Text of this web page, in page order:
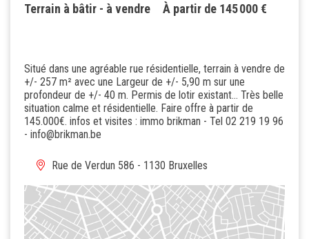
À partir de 145 000 €
Terrain à bâtir - à vendre
Situé dans une agréable rue résidentielle, terrain à vendre de
+/- 257 m² avec une Largeur de +/- 5,90 m sur une
profondeur de +/- 40 m. Permis de lotir existant... Très belle
situation calme et résidentielle. Faire offre à partir de
145.000€. infos et visites : immo brikman - Tel 02 219 19 96
- info@brikman.be
Rue de Verdun 586 - 1130 Bruxelles